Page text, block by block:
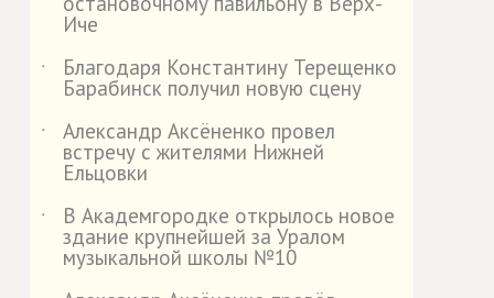
Иче
˙
Благодаря Константину Терещенко
Барабинск получил новую сцену
˙
Александр Аксёненко провел
встречу с жителями Нижней
Ельцовки
˙
В Академгородке открылось новое
здание крупнейшей за Уралом
музыкальной школы №10